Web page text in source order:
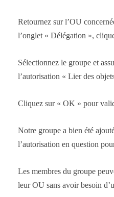
Retournez sur l’OU
l’onglet « Délégation »,
Sélectionnez le groupe et
l’autorisation « Lier des
Cliquez sur « OK » pour
Notre groupe a bien été
l’autorisation en question
Les membres du groupe
leur OU sans avoir besoin